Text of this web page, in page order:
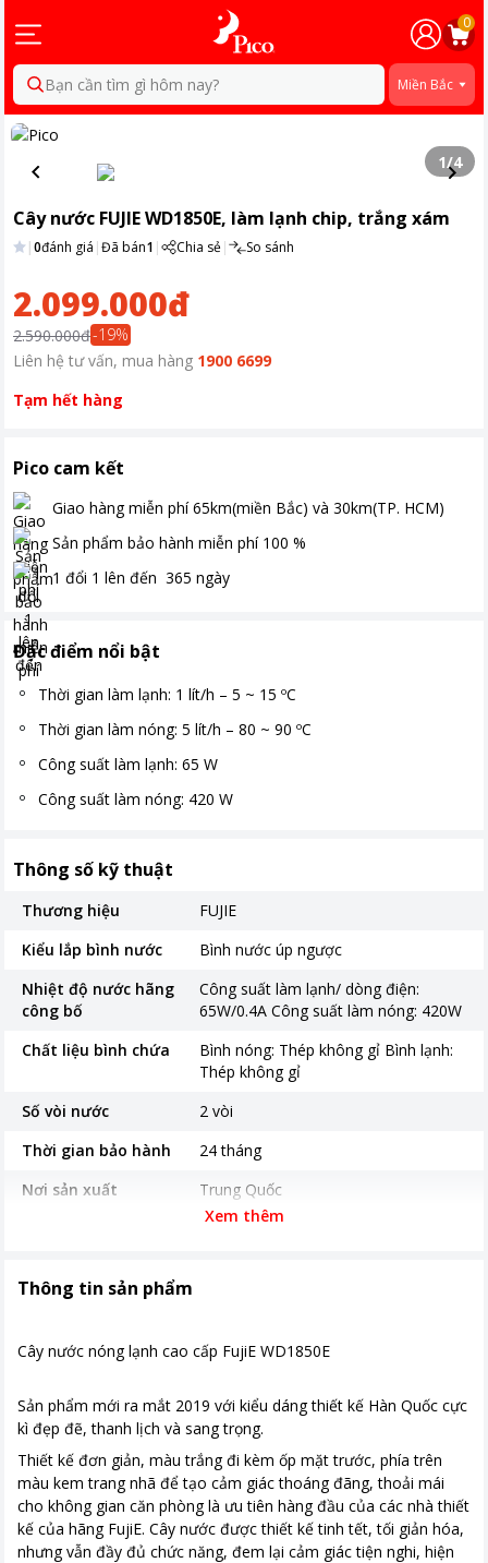
0
Bạn cần tìm gì hôm nay? Miền Bắc
1/4
Cây nước FUJIE WD1850E, làm lạnh chip, trắng xám
|0đánh giá |Đã bán1 | Chia sẻ| So sánh
2.099.000đ
2.590.000đ-19%
Liên hệ tư vấn, mua hàng 1900 6699
Tạm hết hàng
Pico cam kết
Giao hàng miễn phí 65km(miền Bắc) và 30km(TP. HCM)
Sản phẩm bảo hành miễn phí 100 %
1 đổi 1 lên đến 365 ngày
Đặc điểm nổi bật
Thời gian làm lạnh: 1 lít/h – 5 ~ 15 ºC
Thời gian làm nóng: 5 lít/h – 80 ~ 90 ºC
Công suất làm lạnh: 65 W
Công suất làm nóng: 420 W
Thông số kỹ thuật
Thương hiệu
FUJIE
Kiểu lắp bình nước
Bình nước úp ngược
Nhiệt độ nước hãng
công bố
Công suất làm lạnh/ dòng điện:
65W/0.4A Công suất làm nóng: 420W
Chất liệu bình chứa
Bình nóng: Thép không gỉ Bình lạnh:
Thép không gỉ
Số vòi nước
2 vòi
Thời gian bảo hành
24 tháng
Nơi sản xuất
Trung Quốc
Từ 2 - 5 triệu
Xem thêm
Thông tin sản phẩm
Cây nước nóng lạnh cao cấp FujiE WD1850E
Sản phẩm mới ra mắt 2019 với kiểu dáng thiết kế Hàn Quốc cực
kì đẹp đẽ, thanh lịch và sang trọng.
Thiết kế đơn giản, màu trắng đi kèm ốp mặt trước, phía trên
màu kem trang nhã để tạo cảm giác thoáng đãng, thoải mái
cho không gian căn phòng là ưu tiên hàng đầu của các nhà thiết
kế của hãng FujiE. Cây nước được thiết kế tinh tết, tối giản hóa,
nhưng vẫn đầy đủ chức năng, đem lại cảm giác tiện nghi, hiện